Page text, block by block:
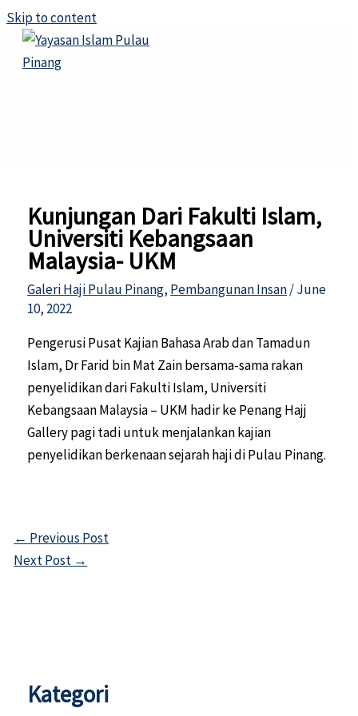
Skip to content
Kunjungan Dari Fakulti Islam,
Universiti Kebangsaan
Malaysia- UKM
Galeri Haji Pulau Pinang, Pembangunan Insan/June
10, 2022
Pengerusi Pusat Kajian Bahasa Arab dan Tamadun
Islam, Dr Farid bin Mat Zain bersama-sama rakan
penyelidikan dari Fakulti Islam, Universiti
Kebangsaan Malaysia – UKM hadir ke Penang Hajj
Gallery pagi tadi untuk menjalankan kajian
penyelidikan berkenaan sejarah haji di Pulau Pinang.
← Previous Post
Next Post →
Kategori